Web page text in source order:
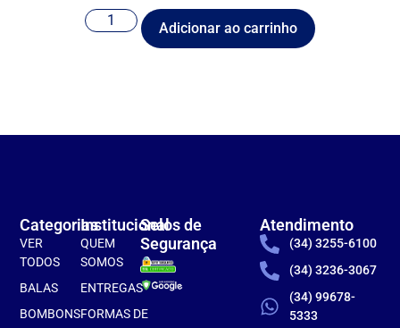
Adicionar ao carrinho
Institucional
QUEM
SOMOS
ENTREGAS
FORMAS DE
Categorias
VER
TODOS
BALAS
BOMBONS
Atendimento
(34) 3255-6100
(34) 3236-3067
(34) 99678-
5333
Selos de
Segurança